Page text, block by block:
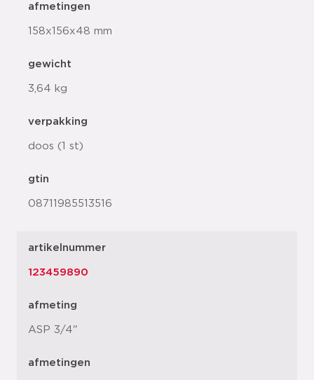
afmetingen
158x156x48 mm
gewicht
3,64 kg
verpakking
doos (1 st)
gtin
08711985513516
artikelnummer
123459890
afmeting
ASP 3/4"
afmetingen